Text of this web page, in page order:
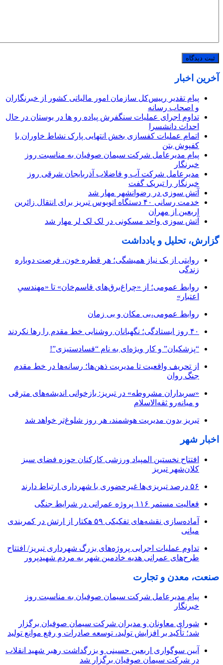
آخرین اخبار
پیام تقدیر رییس‌کل سازمان امور مالیاتی کشور از خبرنگاران
و اصحاب رسانه
تداوم اجرای عملیات سنگفرش پیاده رو ها در بوستان در حال
احداث دانشسرا
اتمام عملیات کفسازی بخش انتهایی پارک نشاط خاوران با
کفپوش بتن
پیام مدیرعامل شرکت سیمان صوفیان به مناسبت روز
خبرنگار
مدیرعامل شرکت آب و فاضلاب آذربایجان شرقی روز
خبرنگار را تبریک گفت
آتش سوزی در رضوانشهر مهار شد
خدمت رسانی ۴۰ دستگاه اتوبوس تبریز برای انتقال زائرین
اربعین از مهران
آتش سوزی واحد مسکونی در لک لک لر مهار شد
گزارش، تحلیل و یادداشت
روایتی از یک نیاز همیشگی؛ هر قطره خون، فرصت دوباره
زندگی
روابط عمومی؛ از «چراغ‌برق‌های قاسم‌خان» تا «مهندسیِ
اعتبار»
روابط عمومی،بی مکان و بی زمان
۴۰ روز ایستادگی؛ نگهبانان روشنایی خط مقدم را رها نکردند
“پزشکیان” و کار ویژه‌ای به نام “فسادستیزی”!
از تحریف واقعیت تا مدیریت ذهن‌ها؛ رسانه‌ها در خط مقدم
جنگ روان
«سربداران مشروطه» در تبریز: بازخوانی اندیشه‌های مترقی
و میانه‌رو ثقه‌الاسلام
تبریز بدون مدیریت هوشمند، هر روز شلوغ‌تر خواهد شد
اخبار شهر
افتتاح نخستین المپیاد ورزشی کارکنان حوزه فضای سبز
کلان‌شهر تبریز
۵۶ درصد تبریزی‌ها غیرحضوری با شهرداری ارتباط دارند
فعالیت مستمر ۱۱۶ پروژه عمرانی در شرایط جنگی
آماده‌سازی نقشه‌های تفکیکی ۵۹ هکتار از ارتش در کمربندی
میانی
تداوم عملیات اجرایی پروژه‌های بزرگ شهرداری تبریز/ افتتاح
طرح‌های عمرانی هدیه خادمین شهر به مردم شهیدپرور
صنعت، معدن و تجارت
پیام مدیرعامل شرکت سیمان صوفیان به مناسبت روز
خبرنگار
شورای معاونان و مدیران شرکت سیمان صوفیان برگزار
شد؛ تأکید بر افزایش تولید، توسعه صادرات و رفع موانع تولید
آیین سوگواری اربعین حسینی و بزرگداشت رهبر شهید انقلاب
در شرکت سیمان صوفیان برگزار شد